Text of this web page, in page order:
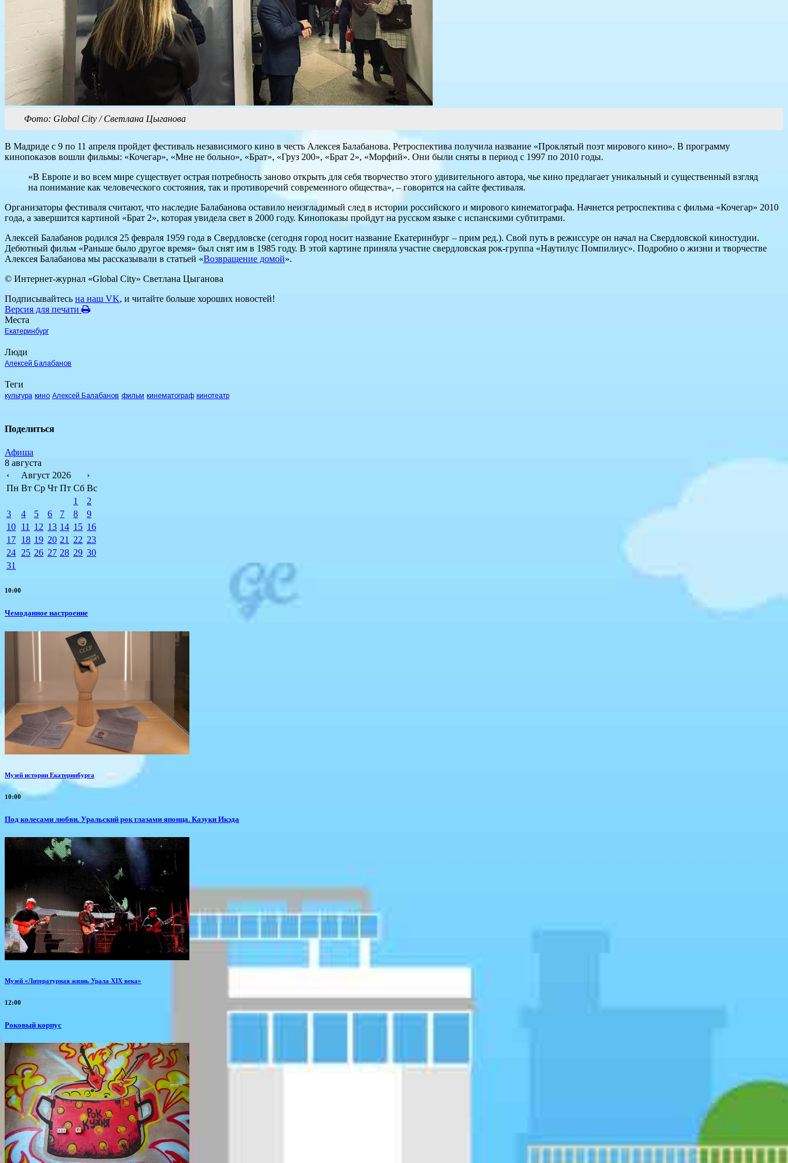
Фото: Global City / Светлана Цыганова
В Мадриде с 9 по 11 апреля пройдет фестиваль независимого кино в честь Алексея Балабанова. Ретроспектива получила название «Проклятый поэт мирового кино». В программу
кинопоказов вошли фильмы: «Кочегар», «Мне не больно», «Брат», «Груз 200», «Брат 2», «Морфий». Они были сняты в период с 1997 по 2010 годы.
«В Европе и во всем мире существует острая потребность заново открыть для себя творчество этого удивительного автора, чье кино предлагает уникальный и существенный взгляд
на понимание как человеческого состояния, так и противоречий современного общества», – говорится на сайте фестиваля.
Организаторы фестиваля считают, что наследие Балабанова оставило неизгладимый след в истории российского и мирового кинематографа. Начнется ретроспектива с фильма «Кочегар» 2010
года, а завершится картиной «Брат 2», которая увидела свет в 2000 году. Кинопоказы пройдут на русском языке с испанскими субтитрами.
Алексей Балабанов родился 25 февраля 1959 года в Свердловске (сегодня город носит название Екатеринбург – прим ред.). Свой путь в режиссуре он начал на Свердловской киностудии.
Дебютный фильм «Раньше было другое время» был снят им в 1985 году. В этой картине приняла участие свердловская рок-группа «Наутилус Помпилиус». Подробно о жизни и творчестве
Алексея Балабанова мы рассказывали в статьей «Возвращение домой».
© Интернет-журнал «Global City» Светлана Цыганова
Подписывайтесь на наш VK, и читайте больше хороших новостей!
Версия для печати
Места
Екатеринбург
Люди
Алексей Балабанов
Теги
культура кино Алексей Балабанов фильм кинематограф кинотеатр
Поделиться
Афиша
8 августа
‹
Август 2026
›
Пн Вт Ср Чт Пт Сб Вс
1
2
3
4 5 6 7 8
9
10 11 12 13 14 15 16
17 18 19 20 21 22 23
24 25 26 27 28 29 30
31
10:00
Чемоданное настроение
Музей истории Екатеринбурга
10:00
Под колесами любви. Уральский рок глазами японца. Казуки Икэда
Музей «Литературная жизнь Урала XIX века»
12:00
Роковый корпус